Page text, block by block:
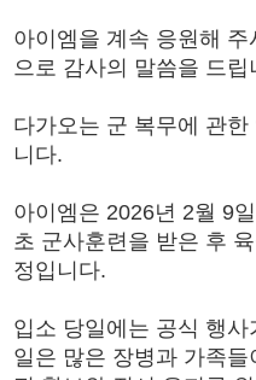
아이엠을 계속 응원해
으로 감사의 말씀을 드립
다가오는 군 복무에 관
니다.
아이엠은 2026년 2월 9
초 군사훈련을 받은 후
정입니다.
입소 당일에는 공식 행
일은 많은 장병과 가족